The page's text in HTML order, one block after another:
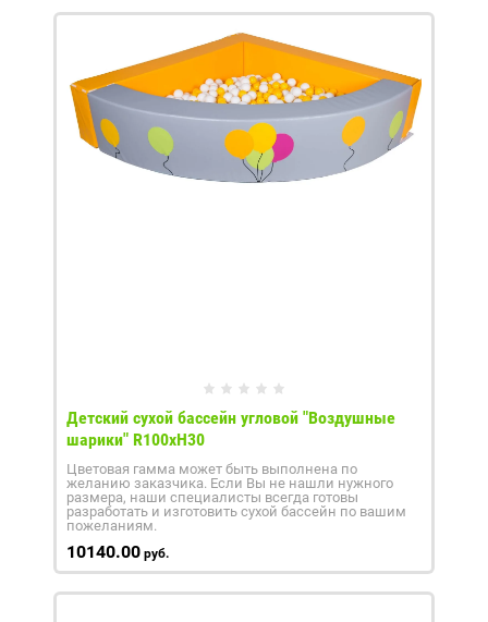
Детский сухой бассейн угловой "Воздушные
шарики" R100xH30
Цветовая гамма может быть выполнена по
желанию заказчика. Если Вы не нашли нужного
размера, наши специалисты всегда готовы
разработать и изготовить сухой бассейн по вашим
пожеланиям.
10140.00 руб.